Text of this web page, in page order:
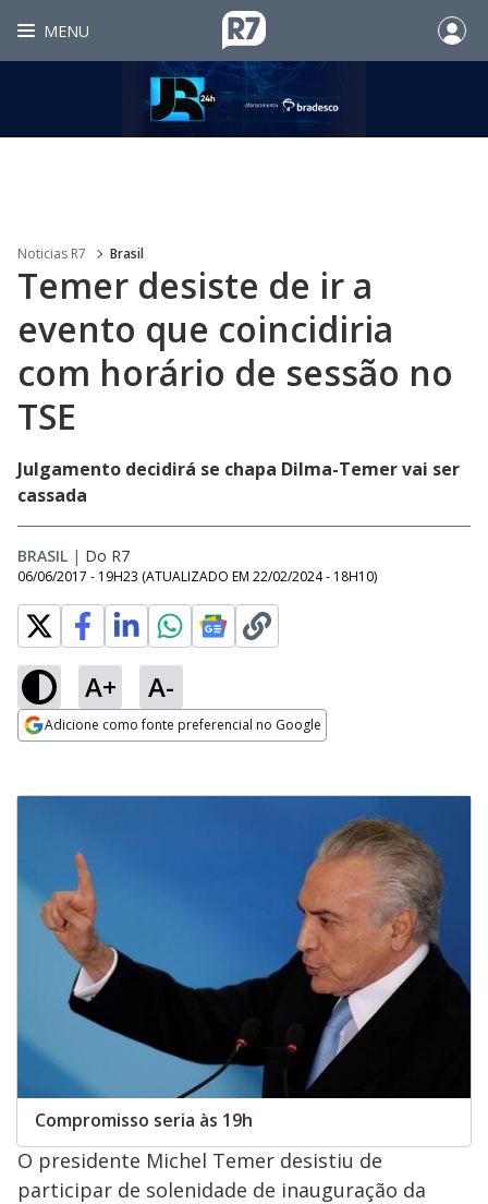
MENU
Noticias R7 Brasil
Temer desiste de ir a
evento que coincidiria
com horário de sessão no
TSE
Julgamento decidirá se chapa Dilma-Temer vai ser
cassada
BRASIL | Do R7
06/06/2017 - 19H23 (ATUALIZADO EM 22/02/2024 - 18H10)
A+ A-
Adicione como fonte preferencial no Google
Compromisso seria às 19h
O presidente Michel Temer desistiu de
participar de solenidade de inauguração da